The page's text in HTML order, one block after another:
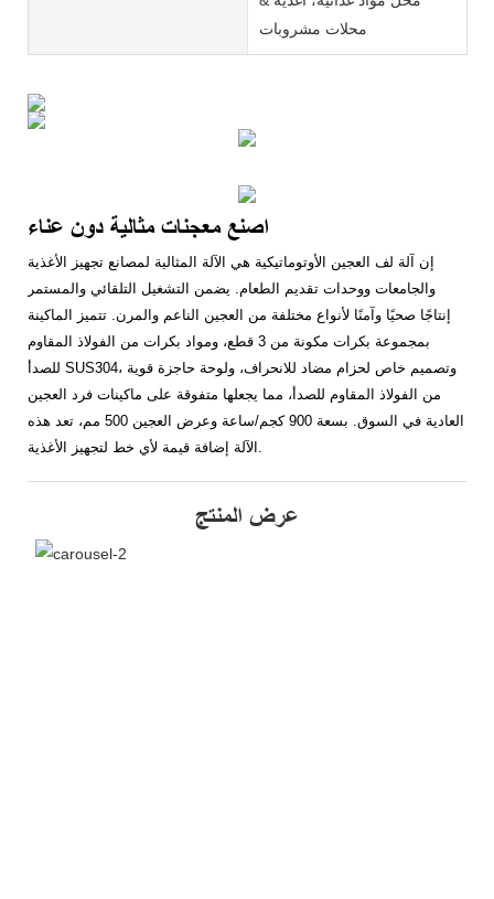
محلات مشروبات
إن آلة لف العجين الأوتوماتيكية هي الآلة المثالية لمصانع تجهيز الأغذية
والجامعات ووحدات تقديم الطعام. يضمن التشغيل التلقائي والمستمر
إنتاجًا صحيًا وآمنًا لأنواع مختلفة من العجين الناعم والمرن. تتميز الماكينة
بمجموعة بكرات مكونة من 3 قطع، ومواد بكرات من الفولاذ المقاوم
للصدأ SUS304، وتصميم خاص لحزام مضاد للانحراف، ولوحة حاجزة قوية
من الفولاذ المقاوم للصدأ، مما يجعلها متفوقة على ماكينات فرد العجين
العادية في السوق. بسعة 900 كجم/ساعة وعرض العجين 500 مم، تعد هذه
عرض المنتج